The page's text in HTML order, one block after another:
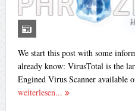
We start this post with some
already know: VirusTotal is the
Engined Virus Scanner available
weiterlesen...